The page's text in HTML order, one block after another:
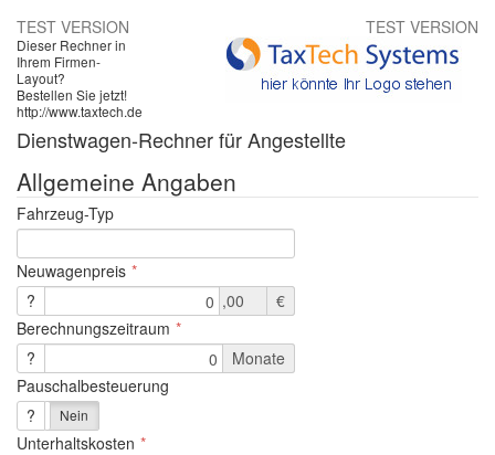
TEST VERSION TEST VERSION
Dieser Rechner in
Ihrem Firmen-
Layout?
Bestellen Sie jetzt!
http://www.taxtech.de
Dienstwagen-Rechner für Angestellte
Allgemeine Angaben
Fahrzeug-Typ
Neuwagenpreis
?
0 ,00
€
Berechnungszeitraum
?
0
Monate
Pauschalbesteuerung
?
Nein
Unterhaltskosten